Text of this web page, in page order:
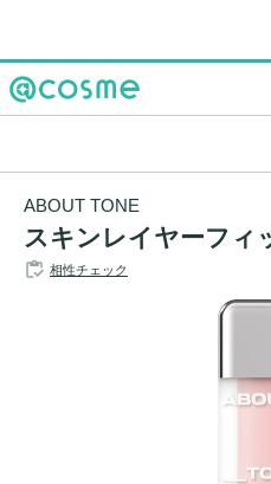
ABOUT TONE
スキンレイヤーフィ
相性チェック